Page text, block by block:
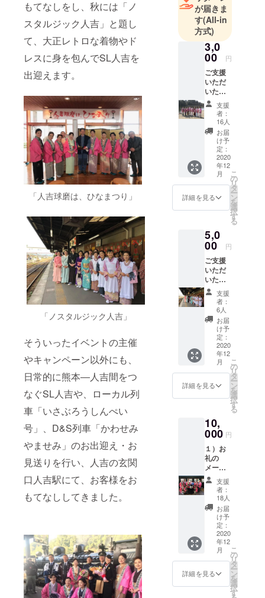
もてなしをし、秋には「ノ
スタルジック人吉」と題し
て、大正レトロな着物やド
レスに身を包んでSL人吉を
出迎えます。
「人吉球磨は、ひなまつり」
「ノスタルジック人吉」
そういったイベントの主催
やキャンペーン以外にも、
日常的に熊本―人吉間をつ
なぐSL人吉や、ローカル列
車「いさぶろうしんぺい
号」、D&S列車「かわせみ
やませみ」のお出迎え・お
見送りを行い、人吉の玄関
口人吉駅にて、お客様をお
もてなししてきました。
が届きま
す(All-in
方式)
3,0
00 円
ご支援
いただ
いた方
には、
感謝の
メール
をお送
り致し
ます。
支援
者：
16人
お届
け予
定：
2020
年12
月
詳細を見る
こ
の
リ
タ
ー
ン
を
選
択
す
る
5,0
00 円
ご支援
いただ
いた方
には、
下記の
お礼を
差し上
げま
す。
１）お
礼の
メール
２）女
将から
感謝を
こめた
メッ
セージ
支援
者：
6人
お届
け予
定：
2020
年12
月
詳細を見る
こ
の
リ
タ
ー
ン
を
選
択
す
る
10,
000 円
１）お
礼の
メール
２）女
将から
のビデ
オメッ
セージ
３）復
興の状
況を
メール
にてご
案内さ
せてい
ただき
支援
者：
18人
お届
け予
定：
2020
年12
月
詳細を見る
こ
の
リ
タ
ー
ン
を
選
択
す